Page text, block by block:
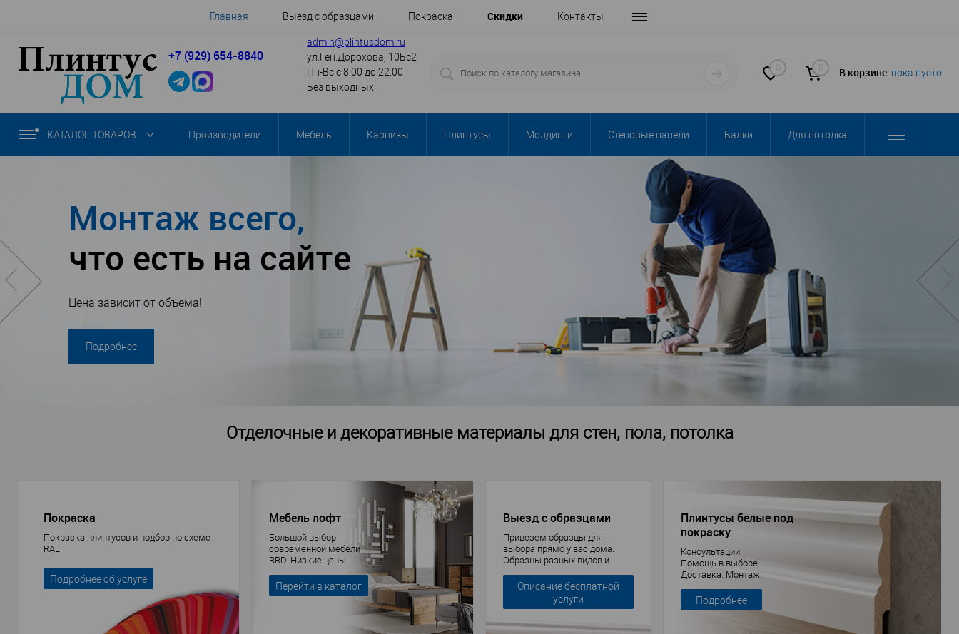
Главная Выезд с образцами Покраска Cкидки Контакты
+7 (929) 654-8840
admin@plintusdom.ru
ул.Ген.Дорохова, 10Бс2
Пн-Вс с 8:00 до 22:00
Без выходных
0 0 В корзине пока пусто
КАТАЛОГ ТОВАРОВ Производители Мебель Карнизы Плинтусы Молдинги Стеновые панели Балки Для потолка
Монтаж всего,
что есть на сайте
Цена зависит от объема!
Подробнее
Отделочные и декоративные материалы для стен, пола, потолка
Покраска
Покраска плинтусов и подбор по схеме
RAL.
Подробнее об услуге
Мебель лофт
Большой выбор
современной мебели
BRD. Низкие цены.
Перейти в каталог
Выезд с образцами
Привезем образцы для
выбора прямо у вас дома.
Образцы разных видов и
Описание бесплатной
услуги
Плинтусы белые под
покраску
Консультации
Помощь в выборе.
Доставка. Монтаж
Подробнее